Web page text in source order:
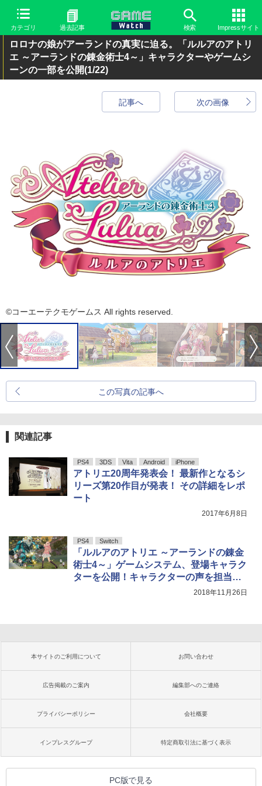
カテゴリ 過去記事 検索 Impressサイト
ロロナの娘がアーランドの真実に迫る。「ルルアのアトリ
エ ～アーランドの錬金術士4～」キャラクターやゲームシ
ーンの一部を公開(1/22)
次の画像
記事へ
©コーエーテクモゲームス All rights reserved.
この写真の記事へ
関連記事
PS4 3DS Vita Android iPhone
アトリエ20周年発表会！ 最新作となるシ
リーズ第20作目が発表！ その詳細をレポ
ート
2017年6月8日
PS4 Switch
「ルルアのアトリエ ～アーランドの錬金
術士4～」ゲームシステム、登場キャラク
ターを公開！キャラクターの声を担当す
2018年11月26日
本サイトのご利用について お問い合わせ
広告掲載のご案内 編集部へのご連絡
プライバシーポリシー 会社概要
インプレスグループ 特定商取引法に基づく表示
PC版で見る